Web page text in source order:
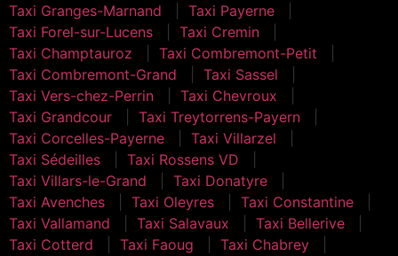
Taxi Granges-Marnand
Taxi Payerne
Taxi Forel-sur-Lucens
Taxi Cremin
Taxi Champtauroz
Taxi Combremont-Petit
Taxi Combremont-Grand
Taxi Sassel
Taxi Vers-chez-Perrin
Taxi Chevroux
Taxi Grandcour
Taxi Treytorrens-Payern
Taxi Corcelles-Payerne
Taxi Villarzel
Taxi Sédeilles
Taxi Rossens VD
Taxi Villars-le-Grand
Taxi Donatyre
Taxi Avenches
Taxi Oleyres
Taxi Constantine
Taxi Vallamand
Taxi Salavaux
Taxi Bellerive
Taxi Cotterd
Taxi Faoug
Taxi Chabrey